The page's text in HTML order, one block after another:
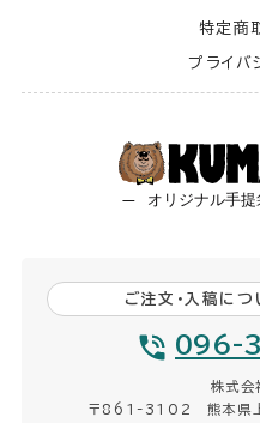
ご注文・入稿に
096-
株式
〒861-3102 熊本県上
特定商
プライバ